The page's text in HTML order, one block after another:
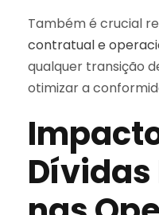
Também é crucial
contratual e
qualquer transição
otimizar a
Dívidas